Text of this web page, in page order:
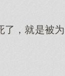
了，就是被为